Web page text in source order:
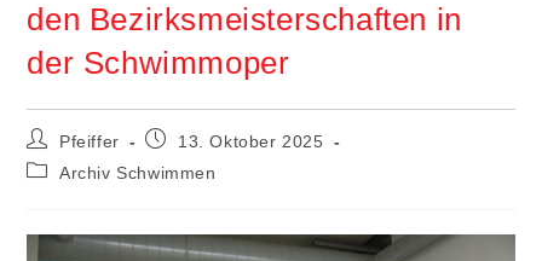
den Bezirksmeisterschaften in
der Schwimmoper
Beitrags-
Autor:
Pfeiffer
Beitrag13. Oktober 2025
Beitrags-
Archiv Schwimmen